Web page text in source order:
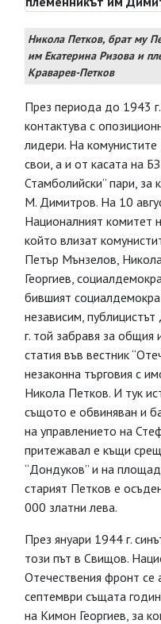
Никола Петков, брат му
им Екатерина Ризова и
Краварев-Петков
През периода до 1943
контактува с
лидери. На
свои, а и от касата на
Стамболийски” пари, за
М. Димитров. На 10
Националният комитет
който влизат
Петър Мънзелов,
Георгиев,
бившият
независим,
г. той забравя за
статия във вестник
незаконна търговия с
Никола Петков. И тук
същото е обвиняван и
на управлението на
притежавал е къщи
“Дондуков” и на площад
старият Петков е
000 златни лева.
През януари 1944 г.
този път в Свищов.
Отечествения фронт се
септември същата
на Кимон Георгиев, за